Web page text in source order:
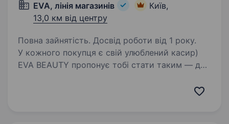
EVA, лінія магазинів
Київ,
13,0 км від центру
Повна зайнятість. Досвід роботи від 1 року.
У кожного покупця є свій улюблений касир)
EVA BEAUTY пропонує тобі стати таким — для